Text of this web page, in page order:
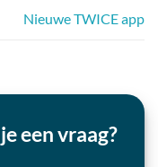
Nieuwe TWICE app
een vraag?